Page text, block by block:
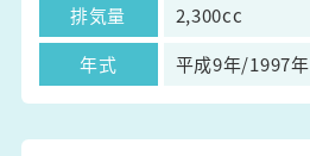
排気量
2,300cc
年式
平成9年/1997年